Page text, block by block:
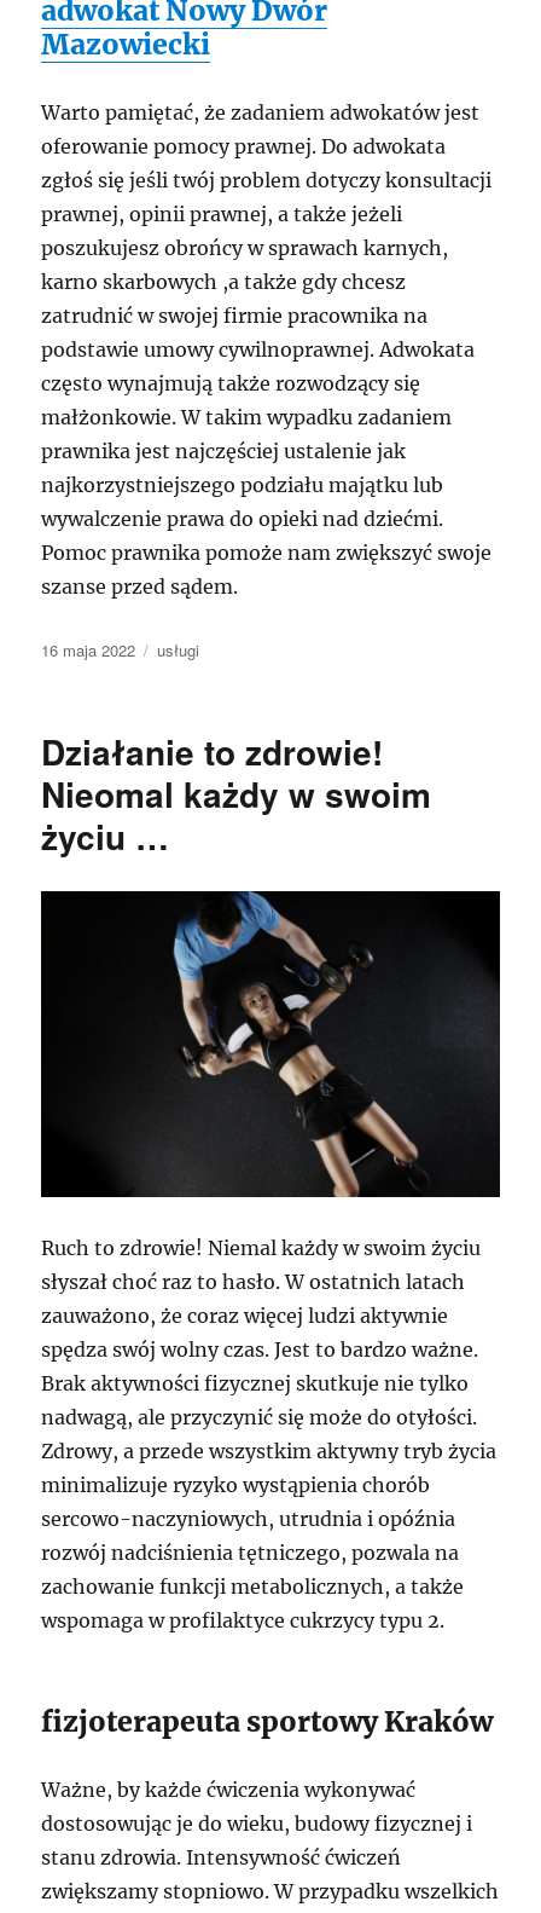
adwokat Nowy Dwór
Mazowiecki
Warto pamiętać, że zadaniem adwokatów jest
oferowanie pomocy prawnej. Do adwokata
zgłoś się jeśli twój problem dotyczy konsultacji
prawnej, opinii prawnej, a także jeżeli
poszukujesz obrońcy w sprawach karnych,
karno skarbowych ,a także gdy chcesz
zatrudnić w swojej firmie pracownika na
podstawie umowy cywilnoprawnej. Adwokata
często wynajmują także rozwodzący się
małżonkowie. W takim wypadku zadaniem
prawnika jest najczęściej ustalenie jak
najkorzystniejszego podziału majątku lub
wywalczenie prawa do opieki nad dziećmi.
Pomoc prawnika pomoże nam zwiększyć swoje
szanse przed sądem.
Data
16 maja 2022 Kategorie
usługi
Działanie to zdrowie!
Nieomal każdy w swoim
życiu …
Ruch to zdrowie! Niemal każdy w swoim życiu
słyszał choć raz to hasło. W ostatnich latach
zauważono, że coraz więcej ludzi aktywnie
spędza swój wolny czas. Jest to bardzo ważne.
Brak aktywności fizycznej skutkuje nie tylko
nadwagą, ale przyczynić się może do otyłości.
Zdrowy, a przede wszystkim aktywny tryb życia
minimalizuje ryzyko wystąpienia chorób
sercowo-naczyniowych, utrudnia i opóźnia
rozwój nadciśnienia tętniczego, pozwala na
zachowanie funkcji metabolicznych, a także
wspomaga w profilaktyce cukrzycy typu 2.
fizjoterapeuta sportowy Kraków
Ważne, by każde ćwiczenia wykonywać
dostosowując je do wieku, budowy fizycznej i
stanu zdrowia. Intensywność ćwiczeń
zwiększamy stopniowo. W przypadku wszelkich